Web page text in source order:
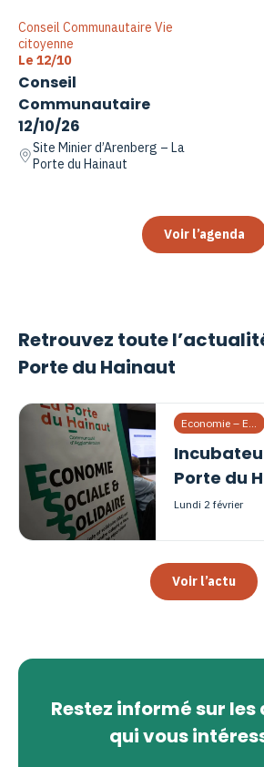
Conseil Communautaire Vie
citoyenne
Le 12/10
Conseil
Communautaire
12/10/26
Site Minier d’Arenberg – La
Porte du Hainaut
Voir l’agenda
Retrouvez toute l’actualité
Porte du Hainaut
Porte du
lundi 2 février
Voir l’actu
Restez informé sur
qui vous